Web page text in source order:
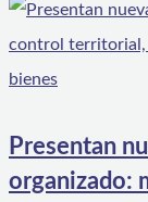
Presentan
organizado: